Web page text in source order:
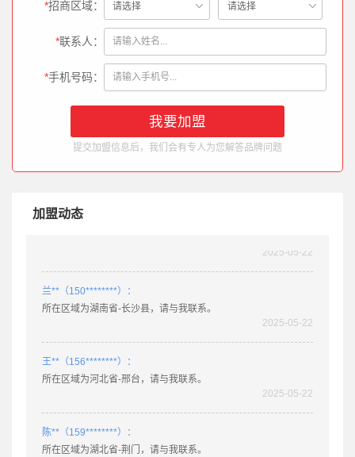
*招商区域：
*联系人：
*手机号码：
提交加盟信息后，我们会有专人为您解答品牌问题
加盟动态
姚**（189********）：
所在区域为湖北省-老河口，请与我联系。
2025-03-11
徐**（132********）：
肖**（158********）：
2025-05-22
兰**（150********）：
所在区域为湖南省-长沙县，请与我联系。
2025-05-22
王**（156********）：
所在区域为河北省-邢台，请与我联系。
2025-05-22
陈**（159********）：
所在区域为湖北省-荆门，请与我联系。